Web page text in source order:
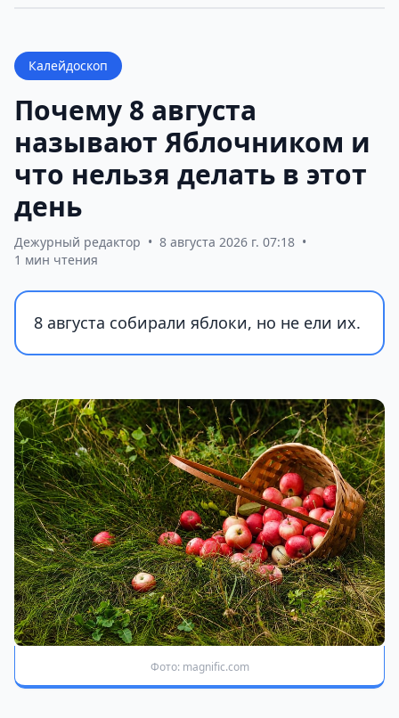
Калейдоскоп
Почему 8 августа
называют Яблочником и
что нельзя делать в этот
день
Дежурный редактор • 8 августа 2026 г. 07:18 •
1 мин чтения
8 августа собирали яблоки, но не ели их.
Фото: magnific.com